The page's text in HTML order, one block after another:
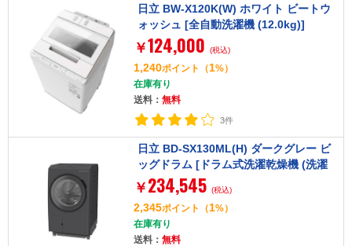
日立 BW-X120K(W) ホワイト ビートウ
ォッシュ [全自動洗濯機 (12.0kg)]
￥124,000 (税込)
1,240ポイント （1%）
在庫有り
送料： 無料
3件
日立 BD-SX130ML(H) ダークグレー ビ
ッグドラム [ドラム式洗濯乾燥機 (洗濯
機13kg/乾燥機7kg) 左開き]
￥ 234,545 (税込)
2,345ポイント （1%）
在庫有り
送料： 無料